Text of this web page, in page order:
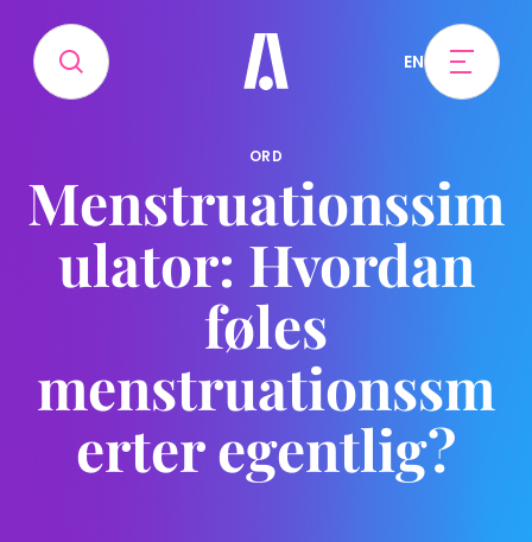
EN
ORD
Menstruationssim
ulator: Hvordan
føles
menstruationssm
erter egentlig?